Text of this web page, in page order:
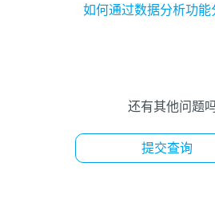
如何通过数据分析功能
还有其他问题吗
提交查询